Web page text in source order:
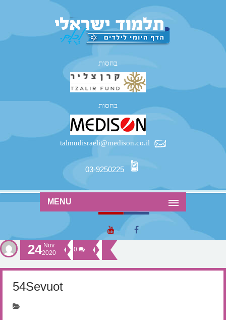
בחסות
בחסות
talmudisraeli@medison.co.il
03-9250225
MENU
24 Nov
2020
0
54Sevuot